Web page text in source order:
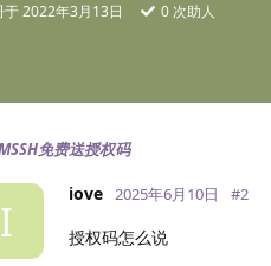
于2022年3月13日 0 次助人
免费送授权码
I
iove 2025年6月10日 #2
授权码怎么说